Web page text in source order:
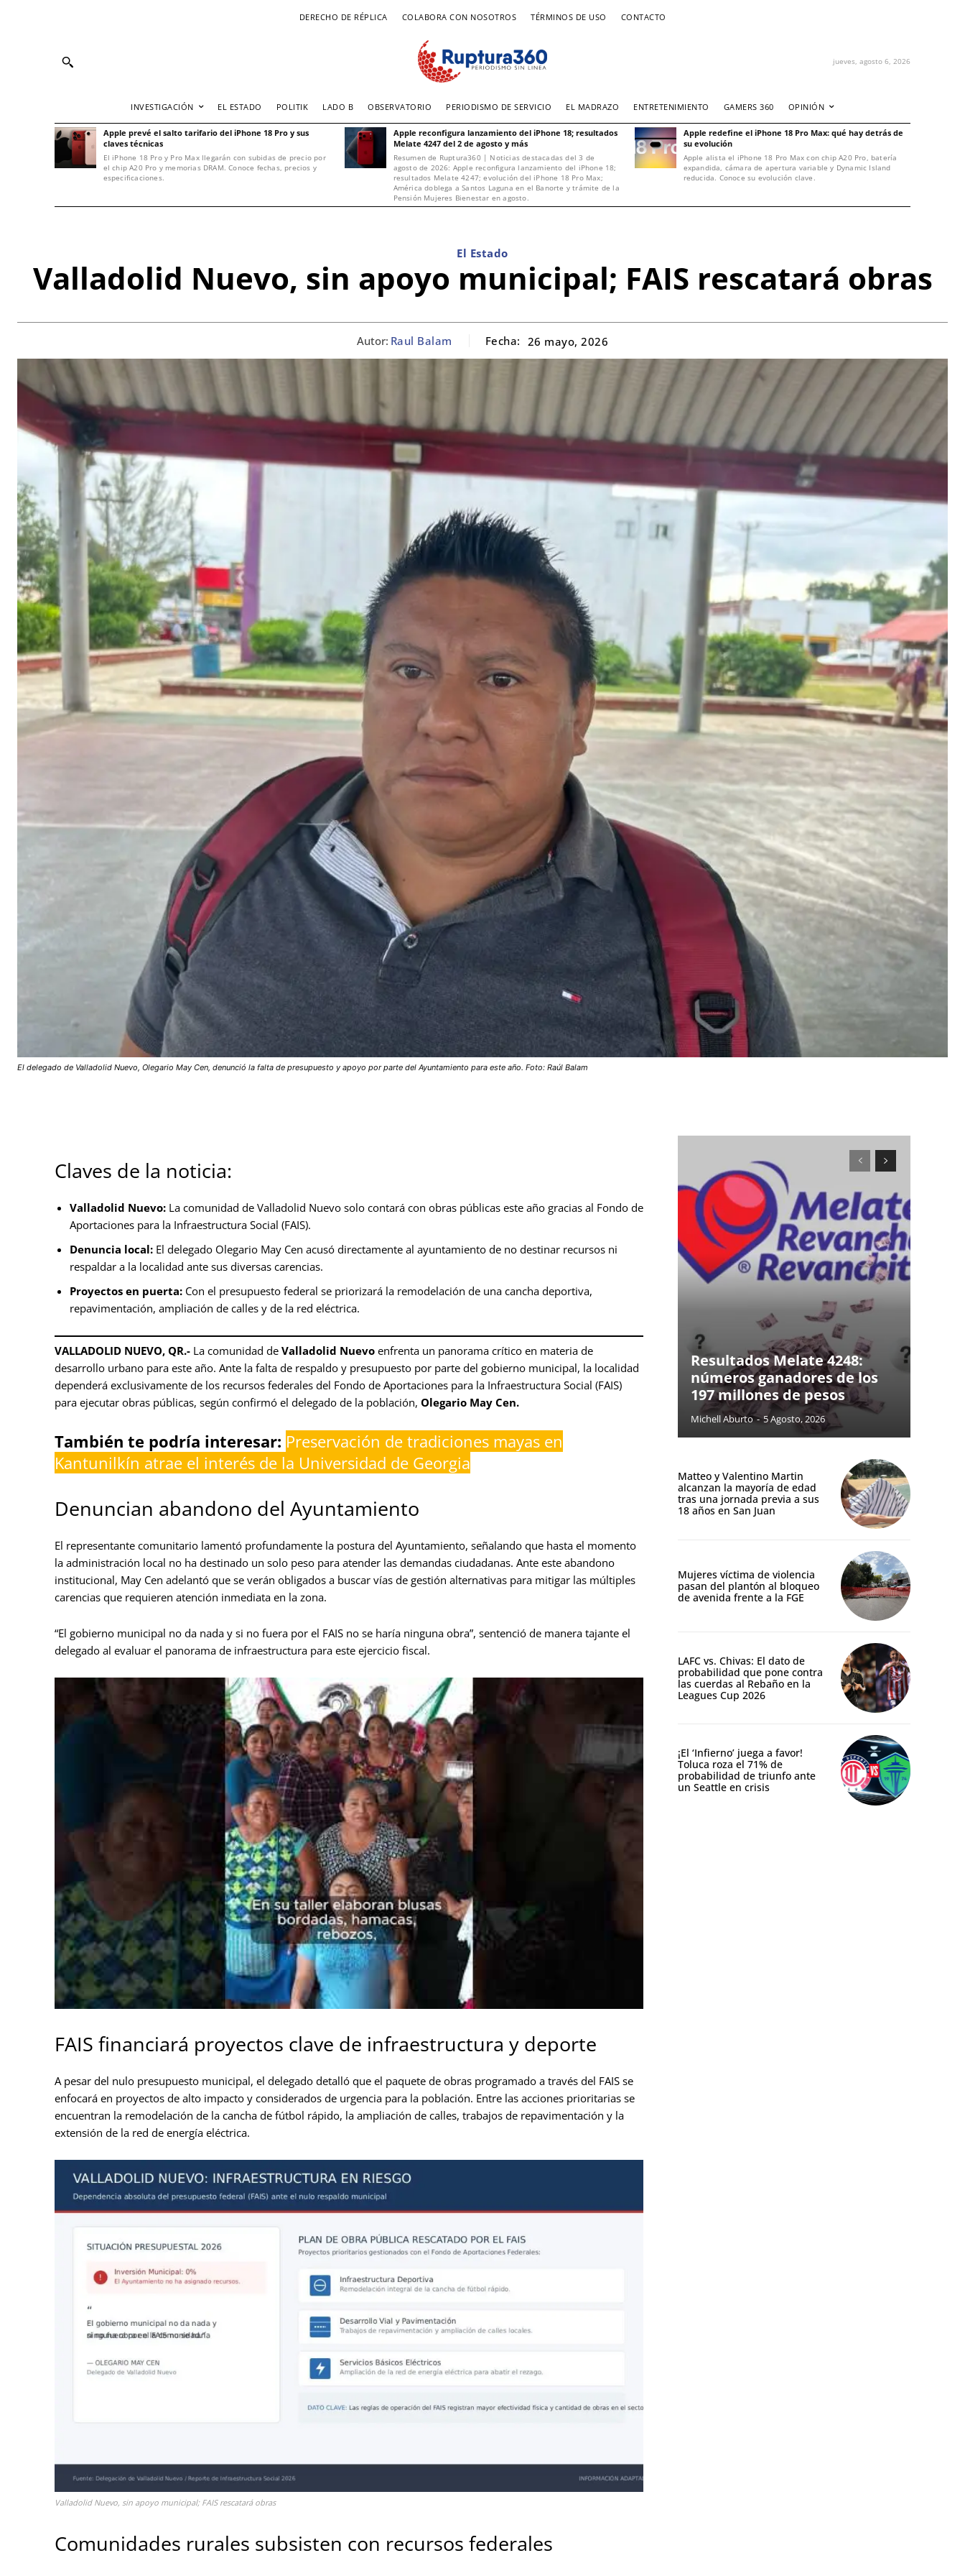
DERECHO DE RÉPLICA COLABORA CON NOSOTROS TÉRMINOS DE USO CONTACTO
jueves, agosto 6, 2026
INVESTIGACIÓN EL ESTADO POLITIK LADO B OBSERVATORIO PERIODISMO DE SERVICIO EL MADRAZO ENTRETENIMIENTO GAMERS 360 OPINIÓN
Apple prevé el salto tarifario del iPhone 18 Pro y sus
claves técnicas
El iPhone 18 Pro y Pro Max llegarán con subidas de precio por
el chip A20 Pro y memorias DRAM. Conoce fechas, precios y
especificaciones.
Apple reconfigura lanzamiento del iPhone 18; resultados
Melate 4247 del 2 de agosto y más
Resumen de Ruptura360 | Noticias destacadas del 3 de
agosto de 2026: Apple reconfigura lanzamiento del iPhone 18;
resultados Melate 4247; evolución del iPhone 18 Pro Max;
América doblega a Santos Laguna en el Banorte y trámite de la
Pensión Mujeres Bienestar en agosto.
Apple redefine el iPhone 18 Pro Max: qué hay detrás de
su evolución
Apple alista el iPhone 18 Pro Max con chip A20 Pro, batería
expandida, cámara de apertura variable y Dynamic Island
reducida. Conoce su evolución clave.
El Estado
Valladolid Nuevo, sin apoyo municipal; FAIS rescatará obras
Autor: Raul Balam Fecha: 26 mayo, 2026
El delegado de Valladolid Nuevo, Olegario May Cen, denunció la falta de presupuesto y apoyo por parte del Ayuntamiento para este año. Foto: Raúl Balam
Claves de la noticia:
Valladolid Nuevo: La comunidad de Valladolid Nuevo solo contará con obras públicas este año gracias al Fondo de
Aportaciones para la Infraestructura Social (FAIS).
Denuncia local: El delegado Olegario May Cen acusó directamente al ayuntamiento de no destinar recursos ni
respaldar a la localidad ante sus diversas carencias.
Proyectos en puerta: Con el presupuesto federal se priorizará la remodelación de una cancha deportiva,
repavimentación, ampliación de calles y de la red eléctrica.
VALLADOLID NUEVO, QR.- La comunidad de Valladolid Nuevo enfrenta un panorama crítico en materia de
desarrollo urbano para este año. Ante la falta de respaldo y presupuesto por parte del gobierno municipal, la localidad
dependerá exclusivamente de los recursos federales del Fondo de Aportaciones para la Infraestructura Social (FAIS)
para ejecutar obras públicas, según confirmó el delegado de la población, Olegario May Cen.
También te podría interesar: Preservación de tradiciones mayas en
Kantunilkín atrae el interés de la Universidad de Georgia
Denuncian abandono del Ayuntamiento
El representante comunitario lamentó profundamente la postura del Ayuntamiento, señalando que hasta el momento
la administración local no ha destinado un solo peso para atender las demandas ciudadanas. Ante este abandono
institucional, May Cen adelantó que se verán obligados a buscar vías de gestión alternativas para mitigar las múltiples
carencias que requieren atención inmediata en la zona.
“El gobierno municipal no da nada y si no fuera por el FAIS no se haría ninguna obra”, sentenció de manera tajante el
delegado al evaluar el panorama de infraestructura para este ejercicio fiscal.
FAIS financiará proyectos clave de infraestructura y deporte
A pesar del nulo presupuesto municipal, el delegado detalló que el paquete de obras programado a través del FAIS se
enfocará en proyectos de alto impacto y considerados de urgencia para la población. Entre las acciones prioritarias se
encuentran la remodelación de la cancha de fútbol rápido, la ampliación de calles, trabajos de repavimentación y la
extensión de la red de energía eléctrica.
Valladolid Nuevo, sin apoyo municipal; FAIS rescatará obras
Comunidades rurales subsisten con recursos federales
Resultados Melate 4248:
números ganadores de los
197 millones de pesos
Michell Aburto - 5 Agosto, 2026
Matteo y Valentino Martin
alcanzan la mayoría de edad
tras una jornada previa a sus
18 años en San Juan
Mujeres víctima de violencia
pasan del plantón al bloqueo
de avenida frente a la FGE
LAFC vs. Chivas: El dato de
probabilidad que pone contra
las cuerdas al Rebaño en la
Leagues Cup 2026
¡El ‘Infierno’ juega a favor!
Toluca roza el 71% de
probabilidad de triunfo ante
un Seattle en crisis